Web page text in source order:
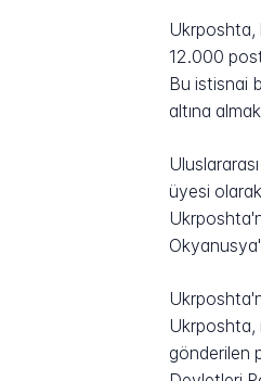
Ukrposhta,
12.000
Bu istisnai
altına
üyesi
Ukrposhta,
gönderilen